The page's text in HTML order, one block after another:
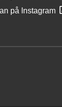
på Instagram